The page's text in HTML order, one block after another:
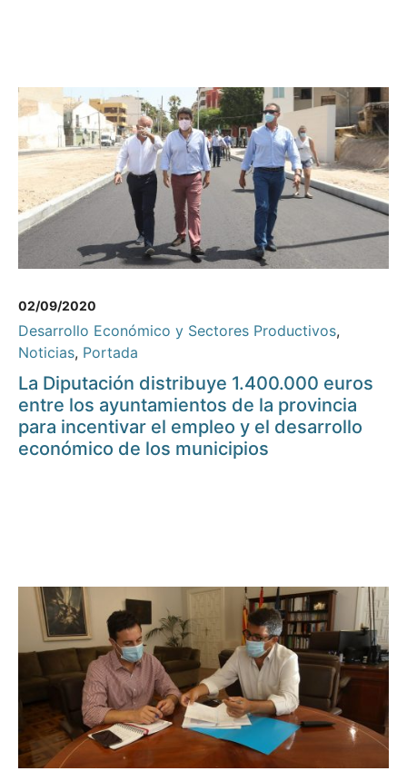
02/09/2020
Desarrollo Económico y Sectores Productivos,
Noticias, Portada
La Diputación distribuye 1.400.000 euros
entre los ayuntamientos de la provincia
para incentivar el empleo y el desarrollo
económico de los municipios